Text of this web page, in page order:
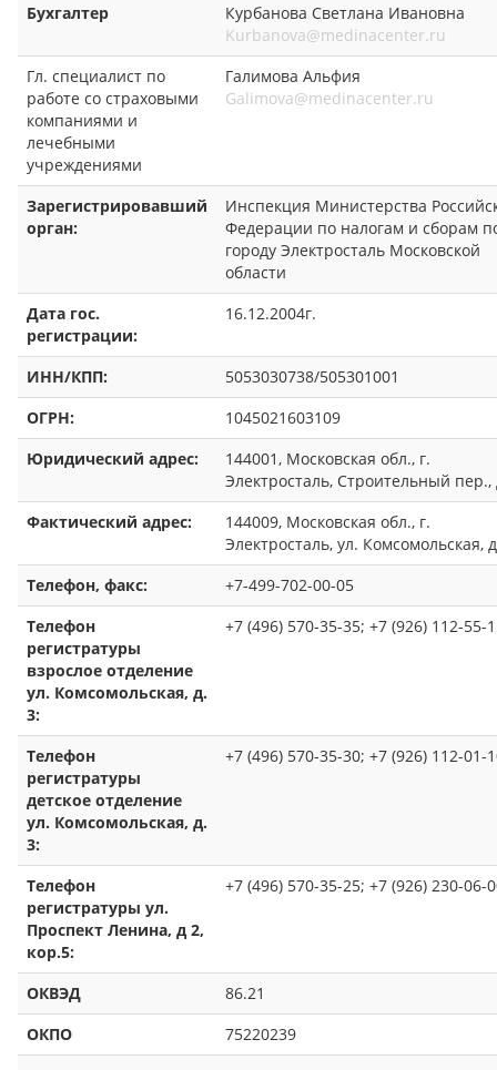
Бухгалтер
Курбанова Светлана Ивановна
Kurbanova@medinacenter.ru
Гл. специалист по
работе со страховыми
компаниями и
лечебными
учреждениями
Галимова Альфия
Galimova@medinacenter.ru
Зарегистрировавший
орган:
Инспекция Министерства
Федерации по налогам и сборам
городу Электросталь Московской
области
Дата гос.
регистрации:
16.12.2004г.
ИНН/КПП:
5053030738/505301001
ОГРН:
1045021603109
Юридический адрес:
144001, Московская обл., г.
Электросталь, Строительный пер.,
Фактический адрес:
144009, Московская обл., г.
Электросталь, ул. Комсомольская,
Телефон, факс:
+7-499-702-00-05
Телефон
регистратуры
взрослое отделение
ул. Комсомольская, д.
3:
+7 (496) 570-35-35; +7 (926) 112-55-
Телефон
регистратуры
детское отделение
ул. Комсомольская, д.
3:
+7 (496) 570-35-30; +7 (926) 112-01-
Телефон
регистратуры ул.
Проспект Ленина, д 2,
кор.5:
+7 (496) 570-35-25; +7 (926) 230-06-
ОКВЭД
86.21
ОКПО
75220239